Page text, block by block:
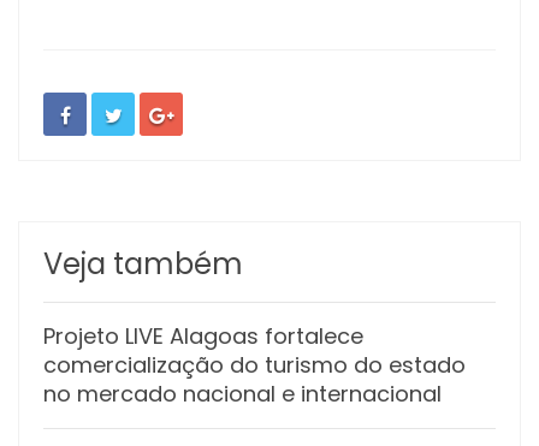
Veja também
Projeto LIVE Alagoas fortalece
comercialização do turismo do estado
no mercado nacional e internacional